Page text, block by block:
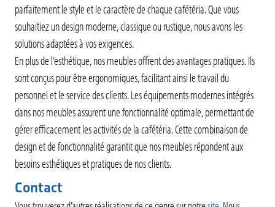
parfaitement le style et le caractère de chaque cafétéria. Que vous
souhaitiez un design moderne, classique ou rustique, nous avons les
solutions adaptées à vos exigences.
En plus de l’esthétique, nos meubles offrent des avantages pratiques. Ils
sont conçus pour être ergonomiques, facilitant ainsi le travail du
personnel et le service des clients. Les équipements modernes intégrés
dans nos meubles assurent une fonctionnalité optimale, permettant de
gérer efficacement les activités de la cafétéria. Cette combinaison de
design et de fonctionnalité garantit que nos meubles répondent aux
besoins esthétiques et pratiques de nos clients.
Contact